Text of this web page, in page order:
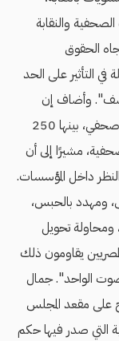
والنقابة
الحقوق
في التأثير على الحد
وأضاف إن
المجلس الحالي تعامل مع شكاوى لأكثر من 400 صحفي، بينها 250
مشيرًا إلى أن
داخل المؤسسات.
صحفي محبوس، ومهدد بالحبس،
ومحاولة تحويل
يقاومون ذلك
الواحد". جمال
على مقعد المجلس
التي صدر فيها حكم